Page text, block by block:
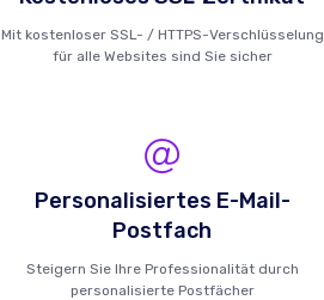
Mit kostenloser SSL- / HTTPS-Verschlüsselung
für alle Websites sind Sie sicher
Personalisiertes E-Mail-
Postfach
Steigern Sie Ihre Professionalität durch
personalisierte Postfächer